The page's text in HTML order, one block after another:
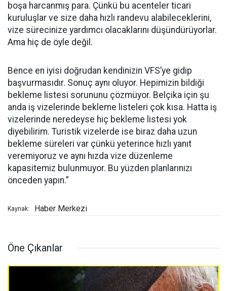
boşa harcanmış para. Çünkü bu acenteler ticari
kuruluşlar ve size daha hızlı randevu alabileceklerini,
vize sürecinize yardımcı olacaklarını düşündürüyorlar.
Ama hiç de öyle değil.
Bence en iyisi doğrudan kendinizin VFS’ye gidip
başvurmasıdır. Sonuç aynı oluyor. Hepimizin bildiği
bekleme listesi sorununu çözmüyor. Belçika için şu
anda iş vizelerinde bekleme listeleri çok kısa. Hatta iş
vizelerinde neredeyse hiç bekleme listesi yok
diyebilirim. Turistik vizelerde ise biraz daha uzun
bekleme süreleri var çünkü yeterince hızlı yanıt
veremiyoruz ve aynı hızda vize düzenleme
kapasitemiz bulunmuyor. Bu yüzden planlarınızı
önceden yapın.”
Kaynak: Haber Merkezi
Öne Çıkanlar